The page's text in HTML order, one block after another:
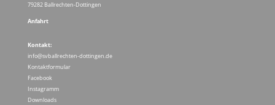
79282 Ballrechten-Dottingen
Anfahrt
Kontakt:
info@svballrechten-dottingen.de
Kontaktformular
Facebook
Instagramm
Downloads